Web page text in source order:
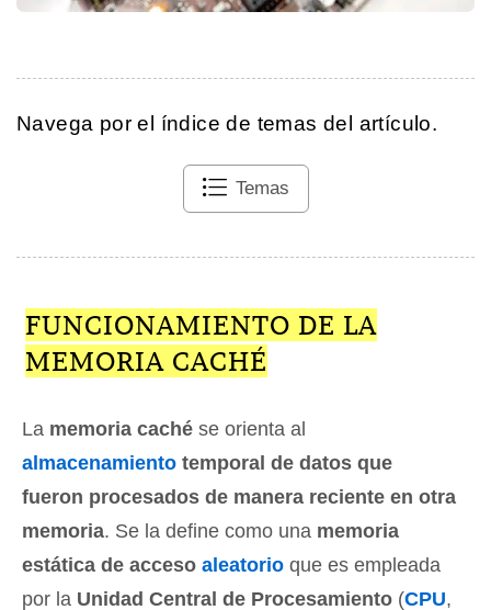
Navega por el índice de temas del artículo.
Temas
FUNCIONAMIENTO DE LA
MEMORIA CACHÉ
La memoria caché se orienta al
almacenamiento temporal de datos que
fueron procesados de manera reciente en otra
memoria. Se la define como una memoria
estática de acceso aleatorio que es empleada
por la Unidad Central de Procesamiento (CPU,